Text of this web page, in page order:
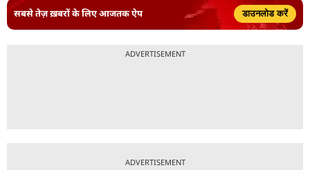
सबसे तेज़ ख़बरों के लिए आजतक ऐप डाउनलोड करें
ADVERTISEMENT
ADVERTISEMENT